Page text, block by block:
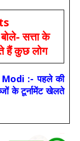
सत्ता के
हैं कुछ लोग
:- पहले की
के टूर्नामेंट खेलते